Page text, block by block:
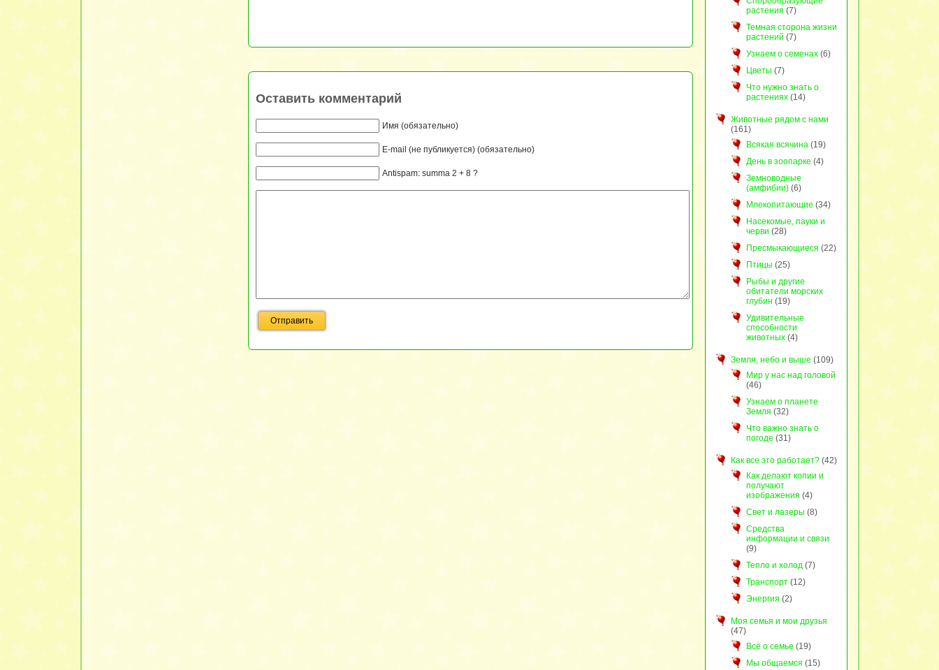
Оставить комментарий
Имя (обязательно)
E-mail (не публикуется) (обязательно)
Antispam: summa 2 + 8 ?
растения (7)
Темная сторона жизни
растений (7)
Узнаем о семенах(6)
Цветы (7)
Что нужно знать о
растениях(14)
Животные рядом с нами
(161)
Всякая всячина(19)
День в зоопарке (4)
Земноводные
(амфибии)(6)
Млекопитающие (34)
Насекомые, пауки и
черви (28)
Пресмыкающиеся (22)
Птицы (25)
Рыбы и другие
обитатели морских
глубин (19)
Удивительные
способности
животных(4)
Земля, небо и выше (109)
Мир у нас над головой
(46)
Узнаем о планете
Земля (32)
Что важно знать о
погоде (31)
Как все это работает?(42)
Как делают копии и
получают
изображения (4)
Свет и лазеры (8)
Средства
информации и связи
(9)
Тепло и холод(7)
Транспорт(12)
Энергия (2)
Моя семья и мои друзья
(47)
Всё о семье (19)
Мы общаемся (15)